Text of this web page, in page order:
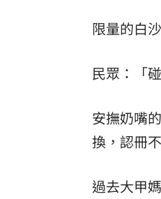
限量的白
民眾：「
安撫奶嘴
換，認冊
過去大甲